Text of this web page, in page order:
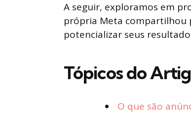
A seguir, exploramos em
própria Meta compartilhou
potencializar seus
Tópicos do
O que são